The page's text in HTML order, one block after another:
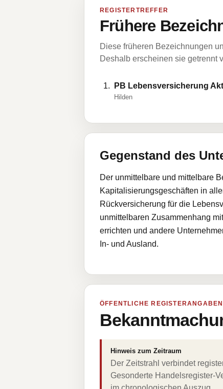
REGISTERTREFFER
Frühere
Diese früheren Bezeichnungen
Deshalb erscheinen sie getrennt
PB Lebensversicherung
Hilden
Gegenstand des
Der unmittelbare und mittelbare
Kapitalisierungsgeschäften in
Rückversicherung für die
unmittelbaren Zusammenhang
errichten und andere
In- und Ausland.
ÖFFENTLICHE REGISTERANGABEN
Hinweis zum Zeitraum
Der Zeitstrahl verbindet
Gesonderte Handelsregister-